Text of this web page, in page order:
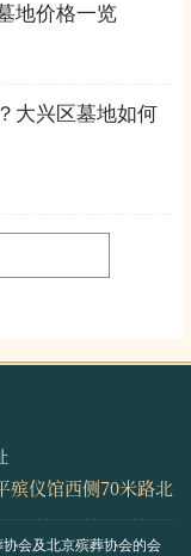
地价格一览
大兴区墓地如何
殡仪馆西侧70米路北
会及北京殡葬协会的会